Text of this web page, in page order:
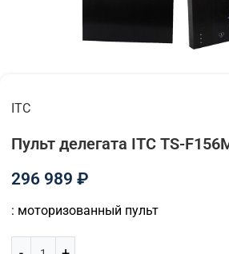
ITC
Пульт делегата ITC TS-
296 989 ₽
: моторизованный пульт